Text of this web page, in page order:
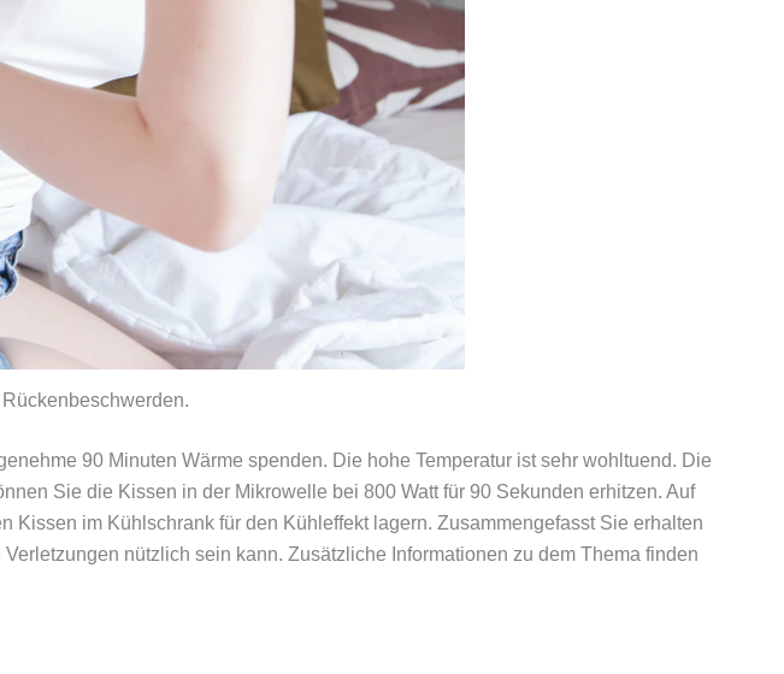
90 Minuten Wärme spenden. Die hohe Temperatur ist sehr wohltuend. Die
Sie die Kissen in der Mikrowelle bei 800 Watt für 90 Sekunden erhitzen. Auf
im Kühlschrank für den Kühleffekt lagern. Zusammengefasst Sie erhalten
nützlich sein kann. Zusätzliche Informationen zu dem Thema finden